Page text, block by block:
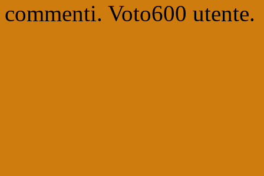
commenti. Voto600 utente.